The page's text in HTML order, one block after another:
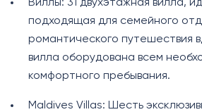
Виллы: 31 двухэтажная вилла,
подходящая для семейного
романтического путешествия
вилла оборудована всем
комфортного пребывания.
Maldives Villas: Шесть